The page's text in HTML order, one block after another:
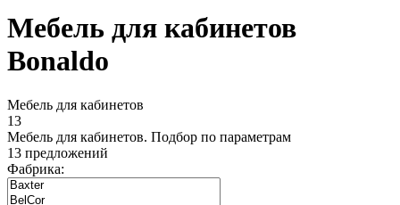
Мебель для кабинетов
Bonaldo
Мебель для кабинетов
13
Мебель для кабинетов. Подбор по параметрам
13 предложений
Фабрика: